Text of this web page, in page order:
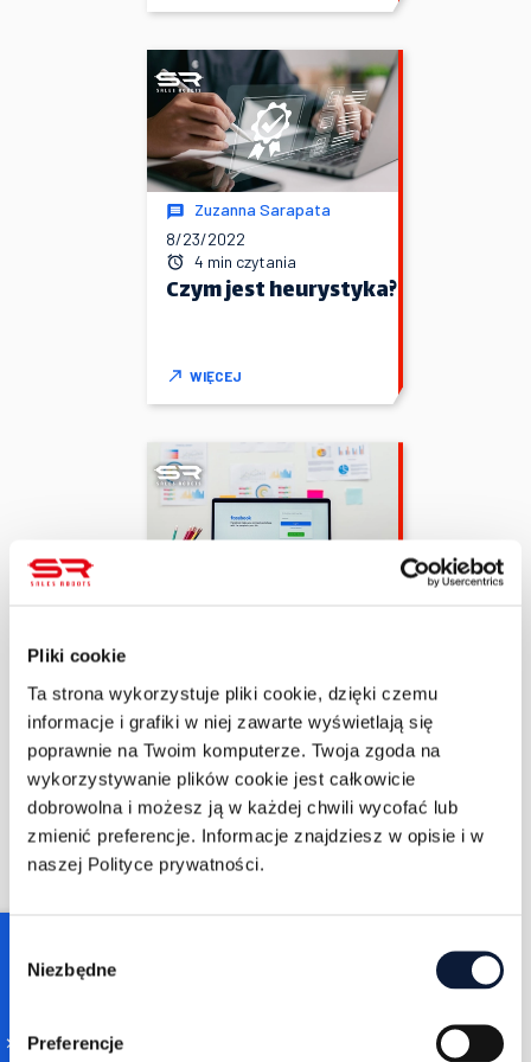
Pliki cookie
Ta strona wykorzystuje pliki cookie, dzięki czemu
informacje i grafiki w niej zawarte wyświetlają się
poprawnie na Twoim komputerze. Twoja zgoda na
wykorzystywanie plików cookie jest całkowicie
dobrowolna i możesz ją w każdej chwili wycofać lub
zmienić preferencje. Informacje znajdziesz w opisie i w
naszej Polityce prywatności.
Selection
Niezbędne
Preferencje
Zuzanna Sarapata
8/23/2022
4 min czytania
Czym jest heurystyka?
WIĘCEJ
Reklama na
Facebooku – jak
zacząć
WIĘCEJ